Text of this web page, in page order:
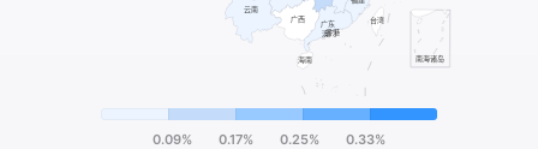
0.09% 0.17% 0.25% 0.33%